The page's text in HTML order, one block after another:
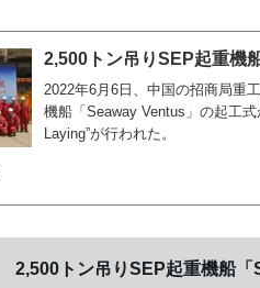
2,500トン吊りSEP起重機
2022年6月6日、中国の招商局重
機船「Seaway Ventus」の起工式
Laying”が行われた。
2,500トン吊りSEP起重機船